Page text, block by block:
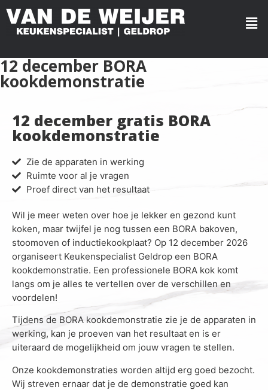
12 december BORA
kookdemonstratie
12 december gratis BORA
kookdemonstratie
Zie de apparaten in werking
Ruimte voor al je vragen
Proef direct van het resultaat
Wil je meer weten over hoe je lekker en gezond kunt
koken, maar twijfel je nog tussen een BORA bakoven,
stoomoven of inductiekookplaat? Op 12 december 2026
organiseert Keukenspecialist Geldrop een BORA
kookdemonstratie. Een professionele BORA kok komt
langs om je alles te vertellen over de verschillen en
voordelen!
Tijdens de BORA kookdemonstratie zie je de apparaten in
werking, kan je proeven van het resultaat en is er
uiteraard de mogelijkheid om jouw vragen te stellen.
Onze kookdemonstraties worden altijd erg goed bezocht.
Wij streven ernaar dat je de demonstratie goed kan